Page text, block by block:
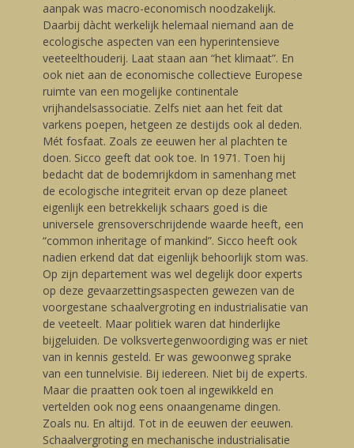
aanpak was macro-economisch noodzakelijk.
Daarbij dàcht werkelijk helemaal niemand aan de
ecologische aspecten van een hyperintensieve
veeteelthouderij. Laat staan aan “het klimaat”. En
ook niet aan de economische collectieve Europese
ruimte van een mogelijke continentale
vrijhandelsassociatie. Zelfs niet aan het feit dat
varkens poepen, hetgeen ze destijds ook al deden.
Mét fosfaat. Zoals ze eeuwen her al plachten te
doen. Sicco geeft dat ook toe. In 1971. Toen hij
bedacht dat de bodemrijkdom in samenhang met
de ecologische integriteit ervan op deze planeet
eigenlijk een betrekkelijk schaars goed is die
universele grensoverschrijdende waarde heeft, een
“common inheritage of mankind”. Sicco heeft ook
nadien erkend dat dat eigenlijk behoorlijk stom was.
Op zijn departement was wel degelijk door experts
op deze gevaarzettingsaspecten gewezen van de
voorgestane schaalvergroting en industrialisatie van
de veeteelt. Maar politiek waren dat hinderlijke
bijgeluiden. De volksvertegenwoordiging was er niet
van in kennis gesteld. Er was gewoonweg sprake
van een tunnelvisie. Bij iedereen. Niet bij de experts.
Maar die praatten ook toen al ingewikkeld en
vertelden ook nog eens onaangename dingen.
Zoals nu. En altijd. Tot in de eeuwen der eeuwen.
Schaalvergroting en mechanische industrialisatie